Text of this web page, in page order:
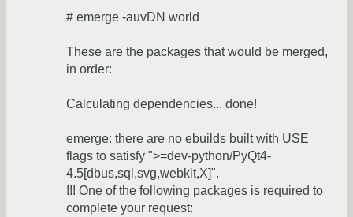
# emerge -auvDN world
These are the packages that would be merged,
in order:
Calculating dependencies... done!
emerge: there are no ebuilds built with USE
flags to satisfy ">=dev-python/PyQt4-
4.5[dbus,sql,svg,webkit,X]".
!!! One of the following packages is required to
complete your request: